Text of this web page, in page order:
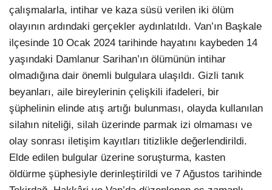
çalışmalarla, intihar ve kaza süsü verilen iki ölüm
olayının ardındaki gerçekler aydınlatıldı. Van’ın Başkale
ilçesinde 10 Ocak 2024 tarihinde hayatını kaybeden 14
yaşındaki Damlanur Sarihan’ın ölümünün intihar
olmadığına dair önemli bulgulara ulaşıldı. Gizli tanık
beyanları, aile bireylerinin çelişkili ifadeleri, bir
şüphelinin elinde atış artığı bulunması, olayda kullanılan
silahın niteliği, silah üzerinde parmak izi olmaması ve
olay sonrası iletişim kayıtları titizlikle değerlendirildi.
Elde edilen bulgular üzerine soruşturma, kasten
öldürme şüphesiyle derinleştirildi ve 7 Ağustos tarihinde